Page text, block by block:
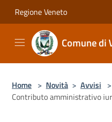
Regione Veneto
Comune di
Home > Novità > Avvisi >
Contributo amministrativo